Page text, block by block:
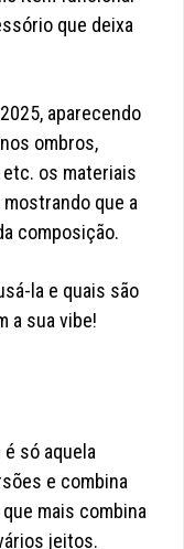
que deixa
aparecendo
ombros,
etc. os materiais
que a
composição.
la e quais são
a sua vibe!
só aquela
e combina
mais combina
jeitos.